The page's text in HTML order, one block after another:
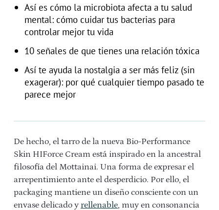
Así es cómo la microbiota afecta a tu salud
mental: cómo cuidar tus bacterias para
controlar mejor tu vida
10 señales de que tienes una relación tóxica
Así te ayuda la nostalgia a ser más feliz (sin
exagerar): por qué cualquier tiempo pasado te
parece mejor
De hecho, el tarro de la nueva Bio-Performance
Skin HIForce Cream está inspirado en la ancestral
filosofía del Mottainai. Una forma de expresar el
arrepentimiento ante el desperdicio. Por ello, el
packaging mantiene un diseño consciente con un
envase delicado y rellenable, muy en consonancia